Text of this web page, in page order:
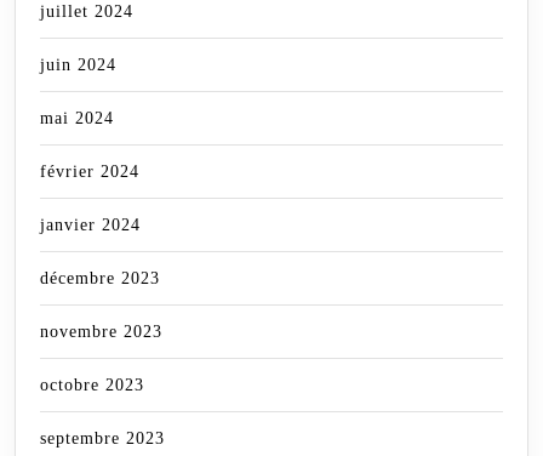
juillet 2024
juin 2024
mai 2024
février 2024
janvier 2024
décembre 2023
novembre 2023
octobre 2023
septembre 2023